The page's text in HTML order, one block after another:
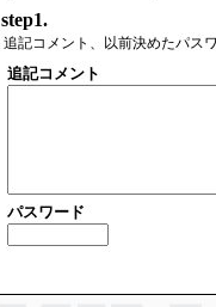
step1.
追記コメント、以前決めたパス
追記コメント
パスワード